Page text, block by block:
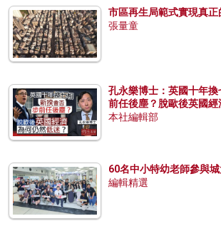
市區再生局範式實現真
張量童
孔永樂博士：英國十年
前任後塵？脫歐後英國經
本社編輯部
60名中小特幼老師參與
編輯精選